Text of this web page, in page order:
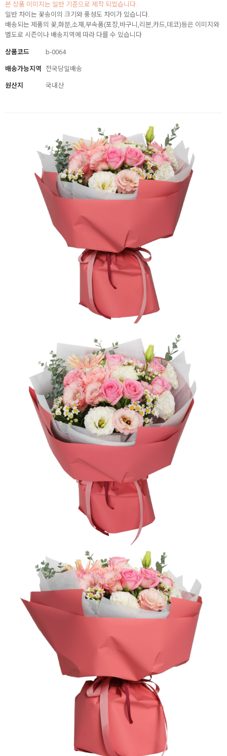
본 상품 이미지는 일반 기준으로 제작 되었습니다.
일반 차이는 꽃송이의 크기와 풍성도 차이가 있습니다.
배송되는 제품의 꽃,화분,소재,부속품(포장,바구니,리본,카드,데코)등은 이미지와
별도로 시즌이나 배송지역에 따라 다를 수 있습니다
상품코드 b-0064
배송가능지역 전국당일배송
원산지 국내산